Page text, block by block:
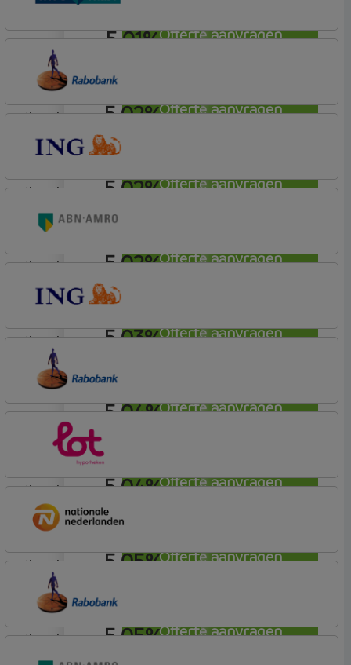
Offerte aanvragen
5,01%
Offerte aanvragen
lineair
5,02%
Offerte aanvragen
Conneqt vh HypoTrust
Elan Plus
lineair
5,02%
Offerte aanvragen
Basisvoorwaarden (incl korting)
lineair
5,02%
Offerte aanvragen
Basistarief
lineair
5,03%
Offerte aanvragen
Budget
lineair
5,04%
Offerte aanvragen
ING Bank
Basistarief
lineair
5,04%
Offerte aanvragen
Rabobank Spaarbank
Plusvoorwaarden (Incl. Korting)
lineair
5,05%
Offerte aanvragen
lineair
5,05%
Nationale-Nederlanden Bank
Nationale Nederlanden
lineair